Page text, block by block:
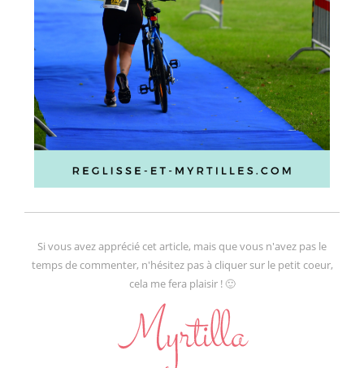
Si vous avez apprécié cet article, mais que vous n'avez pas le
temps de commenter, n'hésitez pas à cliquer sur le petit coeur,
cela me fera plaisir ! 🙂